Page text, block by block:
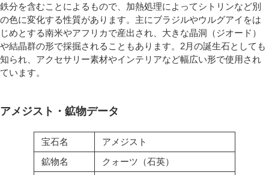
鉄分を含むことによるもので、加熱処理によってシトリンなど別
の色に変化する性質があります。主にブラジルやウルグアイをは
じめとする南米やアフリカで産出され、大きな晶洞（ジオード）
や結晶群の形で採掘されることもあります。2月の誕生石としても
知られ、アクセサリー素材やインテリアなど幅広い形で使用され
ています。
アメジスト・鉱物データ
宝石名
アメジスト
鉱物名
クォーツ（石英）